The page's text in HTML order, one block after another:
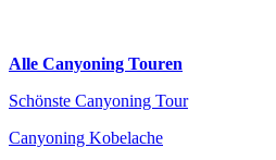
Alle Canyoning Touren
Schönste Canyoning Tour
Canyoning Kobelache